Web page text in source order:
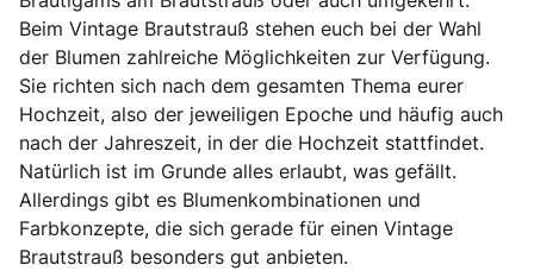
Beim Vintage Brautstrauß stehen euch bei der Wahl
der Blumen zahlreiche Möglichkeiten zur Verfügung.
Sie richten sich nach dem gesamten Thema eurer
Hochzeit, also der jeweiligen Epoche und häufig auch
nach der Jahreszeit, in der die Hochzeit stattfindet.
Natürlich ist im Grunde alles erlaubt, was gefällt.
Allerdings gibt es Blumenkombinationen und
Farbkonzepte, die sich gerade für einen Vintage
Brautstrauß besonders gut anbieten.